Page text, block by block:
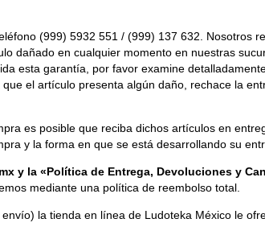
(999) 5932 551 / (999) 137 632. Nosotros
dañado en cualquier momento en nuestras
esta garantía, por favor examine
el artículo presenta algún daño, rechace la
es posible que reciba dichos artículos en
y la forma en que se está desarrollando su
y la «Política de Entrega, Devoluciones y
mediante una política de reembolso total.
la tienda en línea de Ludoteka México le